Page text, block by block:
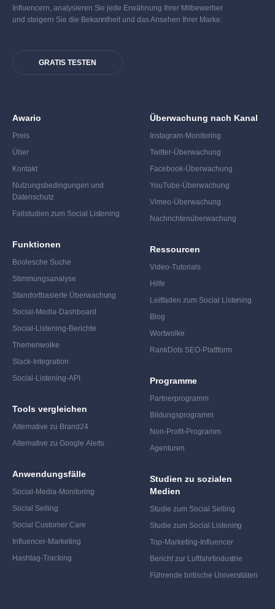
Influencern, analysieren Sie jede Erwähnung Ihrer Mitbewerber
und steigern Sie die Bekanntheit und das Ansehen Ihrer Marke.
GRATIS TESTEN
Awario
Preis
Über
Kontakt
Nutzungsbedingungen und
Datenschutz
Fallstudien zum Social Listening
Funktionen
Boolesche Suche
Stimmungsanalyse
Standortbasierte Überwachung
Social-Media-Dashboard
Social-Listening-Berichte
Themenwolke
Slack-Integration
Social-Listening-API
Tools vergleichen
Alternative zu Brand24
Alternative zu Google Alerts
Anwendungsfälle
Social-Media-Monitoring
Social Selling
Social Customer Care
Influencer-Marketing
Hashtag-Tracking
Überwachung nach Kanal
Instagram-Monitoring
Twitter-Überwachung
Facebook-Überwachung
YouTube-Überwachung
Vimeo-Überwachung
Nachrichtenüberwachung
Ressourcen
Video-Tutorials
Hilfe
Leitfaden zum Social Listening
Blog
Wortwolke
RankDots SEO-Plattform
Programme
Partnerprogramm
Bildungsprogramm
Non-Profit-Programm
Agenturen
Studien zu sozialen
Medien
Studie zum Social Selling
Studie zum Social Listening
Top-Marketing-Influencer
Bericht zur Luftfahrtindustrie
Führende britische Universitäten